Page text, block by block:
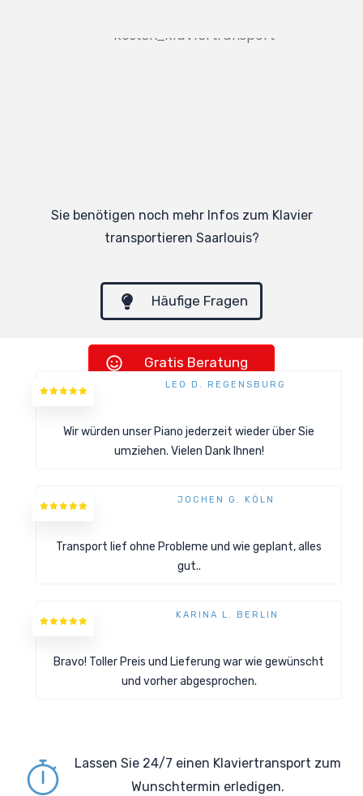
Sie benötigen noch mehr Infos zum Klavier
transportieren Saarlouis?
Häufige Fragen
Gratis Beratung
Gratis Angebote
LEO D. REGENSBURG
Wir würden unser Piano jederzeit wieder über Sie
umziehen. Vielen Dank Ihnen!
JOCHEN G. KÖLN
Transport lief ohne Probleme und wie geplant, alles
gut..
KARINA L. BERLIN
Bravo! Toller Preis und Lieferung war wie gewünscht
und vorher abgesprochen.
Lassen Sie 24/7 einen Klaviertransport zum
Wunschtermin erledigen.